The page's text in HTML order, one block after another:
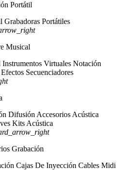
Portátil
Grabadoras Portátiles
Musical
Instrumentos Virtuales Notación
Secuenciadores
Difusión Accesorios Acústica
Kits Acústica
Grabación
Cajas De Inyección Cables Midi